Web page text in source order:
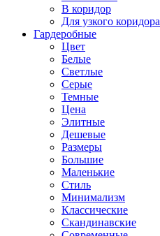
В коридор
Для узкого коридора
Гардеробные
Цвет
Белые
Светлые
Серые
Темные
Цена
Элитные
Дешевые
Размеры
Большие
Маленькие
Стиль
Минимализм
Классические
Скандинавские